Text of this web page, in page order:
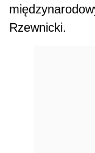
Rzewnicki.